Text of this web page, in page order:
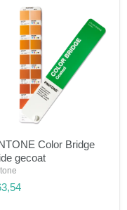
Color Bridge
gecoat